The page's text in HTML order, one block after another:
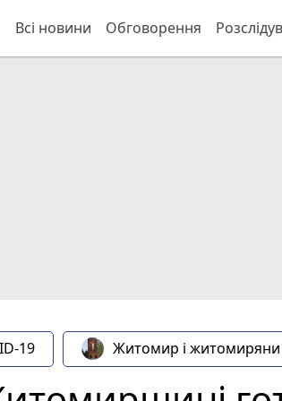
Всі новини Обговорення
19 Житомир і житомиряни